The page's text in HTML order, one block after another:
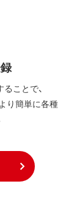
ことで、
り簡単に各種